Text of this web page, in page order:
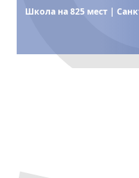
Школа на 825 мест |